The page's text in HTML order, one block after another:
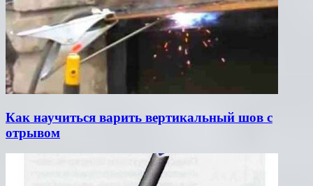
Как научиться варить вертикальный шов с
отрывом